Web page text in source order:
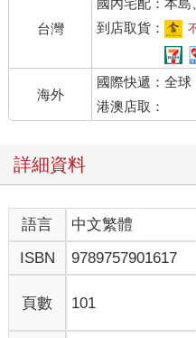
台灣
國內宅配：本島
到店取貨：
海外
國際快遞：全球
港澳店取：
詳細資料
語言 中文繁體
ISBN
9789757901617
頁數 101